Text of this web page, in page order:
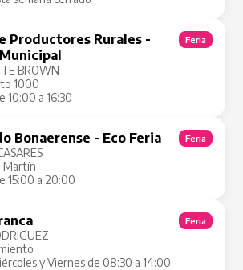
Productores Rurales -
BROWN
1000
10:00 a 16:30
Feria
Bonaerense - Eco Feria
Martín
15:00 a 20:00
Feria
y Viernes de 08:30 a 14:00
Feria